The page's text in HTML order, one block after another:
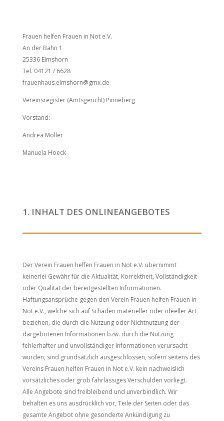
Frauen helfen Frauen in Not e.V.
An der Bahn 1
25336 Elmshorn
Tel. 04121 / 6628
frauenhaus.elmshorn@gmx.de
Vereinsregister (Amtsgericht) Pinneberg
Vorstand:
Andrea Möller
Manuela Hoeck
1. INHALT DES ONLINEANGEBOTES
Der Verein Frauen helfen Frauen in Not e.V. übernimmt
keinerlei Gewähr für die Aktualität, Korrektheit, Vollständigkeit
oder Qualität der bereitgestellten Informationen.
Haftungsansprüche gegen den Verein Frauen helfen Frauen in
Not e.V., welche sich auf Schäden materieller oder ideeller Art
beziehen, die durch die Nutzung oder Nichtnutzung der
dargebotenen Informationen bzw. durch die Nutzung
fehlerhafter und unvollständiger Informationen verursacht
wurden, sind grundsätzlich ausgeschlossen, sofern seitens des
Vereins Frauen helfen Frauen in Not e.V. kein nachweislich
vorsätzliches oder grob fahrlässiges Verschulden vorliegt.
Alle Angebote sind freibleibend und unverbindlich. Wir
behalten es uns ausdrücklich vor, Teile der Seiten oder das
gesamte Angebot ohne gesonderte Ankündigung zu